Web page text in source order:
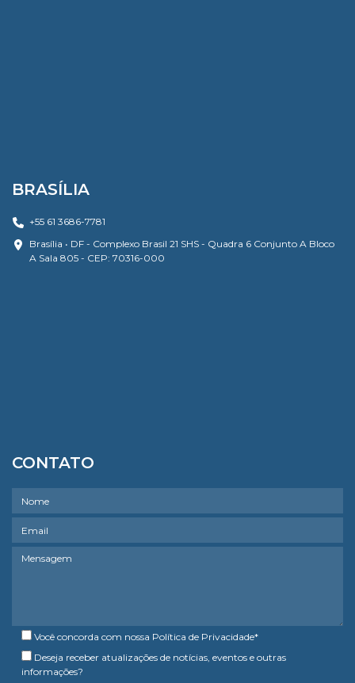
BRASÍLIA
+55 61 3686-7781
Brasília • DF - Complexo Brasil 21 SHS - Quadra 6 Conjunto A Bloco
A Sala 805 - CEP: 70316-000
CONTATO
Você concorda com nossa Política de Privacidade*
Deseja receber atualizações de notícias, eventos e outras
informações?